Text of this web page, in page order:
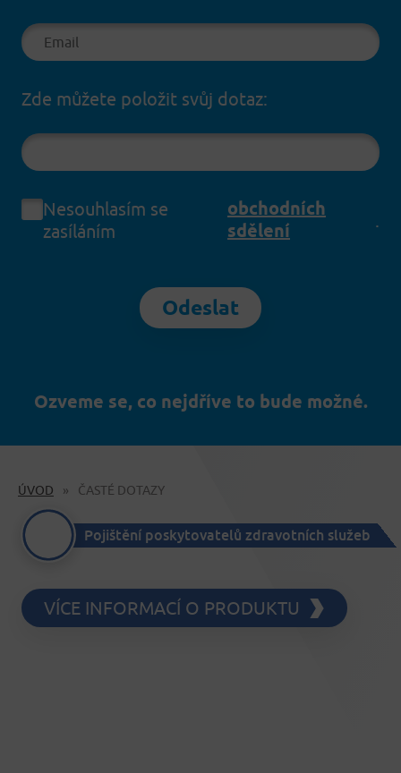
Zde můžete položit svůj dotaz:
Nesouhlasím se
zasíláním
obchodních
sdělení
Odeslat
Ozveme se, co nejdříve to bude možné.
ÚVOD ČASTÉ DOTAZY
Pojištění poskytovatelů zdravotních služeb
VÍCE INFORMACÍ O PRODUKTU